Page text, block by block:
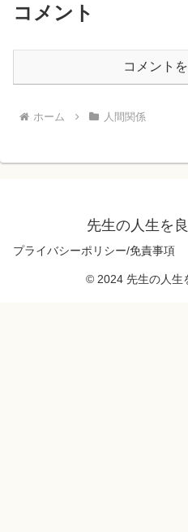
コメント
コメント
ホーム 人間関係
先生の人生を
プライバシーポリシー/免責事項
© 2024 先生の人生